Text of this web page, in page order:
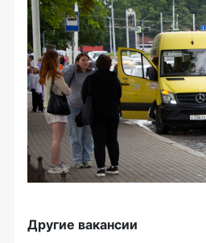
Другие вакансии